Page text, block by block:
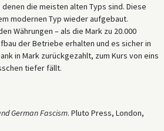
die meisten alten Typs sind. Diese
modernen Typ wieder aufgebaut.
Währungen – als die Mark zu 20.000
der Betriebe erhalten und es sicher in
in Mark zurückgezahlt, zum Kurs von eins
tiefer fällt.
German Fascism. Pluto Press, London,